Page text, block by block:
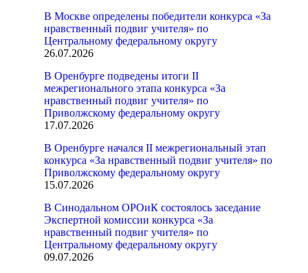
В Москве определены победители конкурса «За
нравственный подвиг учителя» по
Центральному федеральному округу
26.07.2026
В Оренбурге подведены итоги II
межрегионального этапа конкурса «За
нравственный подвиг учителя» по
Приволжскому федеральному округу
17.07.2026
В Оренбурге начался II межрегиональный этап
конкурса «За нравственный подвиг учителя» по
Приволжскому федеральному округу
15.07.2026
В Синодальном ОРОиК состоялось заседание
Экспертной комиссии конкурса «За
нравственный подвиг учителя» по
Центральному федеральному округу
09.07.2026